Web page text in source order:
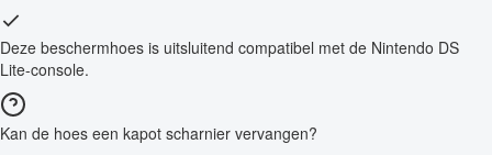
Deze beschermhoes is uitsluitend compatibel met de Nintendo DS
Lite-console.
Kan de hoes een kapot scharnier vervangen?